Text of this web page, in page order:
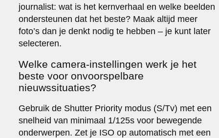
journalist: wat is het kernverhaal en welke beelden
ondersteunen dat het beste? Maak altijd meer
foto’s dan je denkt nodig te hebben – je kunt later
selecteren.
Welke camera-instellingen werk je het
beste voor onvoorspelbare
nieuwssituaties?
Gebruik de Shutter Priority modus (S/Tv) met een
snelheid van minimaal 1/125s voor bewegende
onderwerpen. Zet je ISO op automatisch met een